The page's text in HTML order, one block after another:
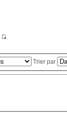
Trier par